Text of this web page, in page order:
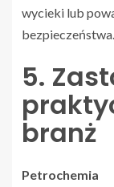
wycieki lub
bezpieczeństwa.
5.
branż
Petrochemia